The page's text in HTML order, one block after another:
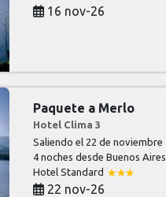
16 nov-26
Paquete a Merlo
Hotel Clima 3
Saliendo el 22 de noviembre
4 noches desde Buenos Aires
Hotel Standard
22 nov-26